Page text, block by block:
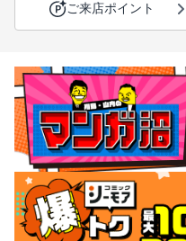
ご来店ポイント